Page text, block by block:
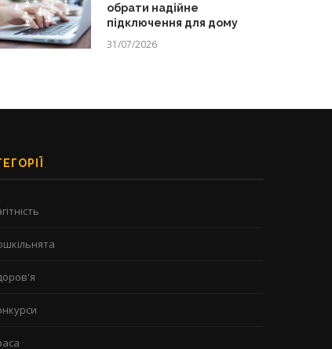
обрати надійне
підключення для дому
31/07/2026